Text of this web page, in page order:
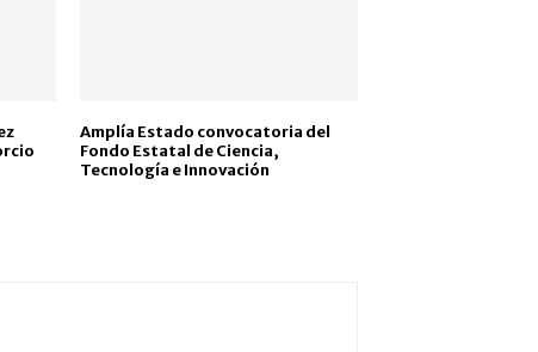
Amplía Estado convocatoria del
Fondo Estatal de Ciencia,
Tecnología e Innovación